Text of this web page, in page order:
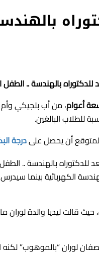
أعوام، من أب بلجيكي وأم
للطلاب البالغين.
أن يحصل علىدرجة
الكهربائية بينما
قالت ليديا والدة
لوران “بالموهوب”